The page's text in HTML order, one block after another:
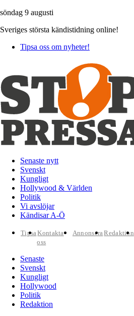
söndag 9 augusti
Sveriges största kändistidning online!
Tipsa oss om nyheter!
Senaste nytt
Svenskt
Kungligt
Hollywood & Världen
Politik
Vi avslöjar
Kändisar A-Ö
TipsaKontakta
oss
AnnonseraRedaktion
Senaste
Svenskt
Kungligt
Hollywood
Politik
Redaktion